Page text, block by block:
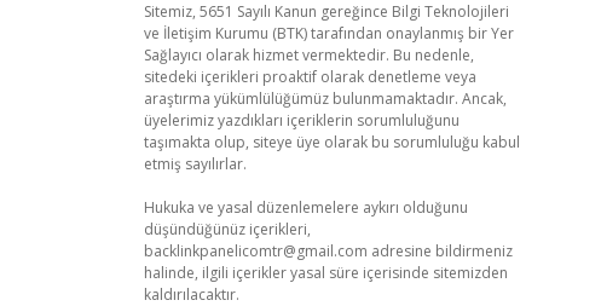
Sitemiz, 5651 Sayılı Kanun gereğince Bilgi Teknolojileri
ve İletişim Kurumu (BTK) tarafından onaylanmış bir Yer
Sağlayıcı olarak hizmet vermektedir. Bu nedenle,
sitedeki içerikleri proaktif olarak denetleme veya
araştırma yükümlülüğümüz bulunmamaktadır. Ancak,
üyelerimiz yazdıkları içeriklerin sorumluluğunu
taşımakta olup, siteye üye olarak bu sorumluluğu kabul
etmiş sayılırlar.
Hukuka ve yasal düzenlemelere aykırı olduğunu
düşündüğünüz içerikleri,
backlinkpanelicomtr@gmail.com adresine bildirmeniz
halinde, ilgili içerikler yasal süre içerisinde sitemizden
kaldırılacaktır.